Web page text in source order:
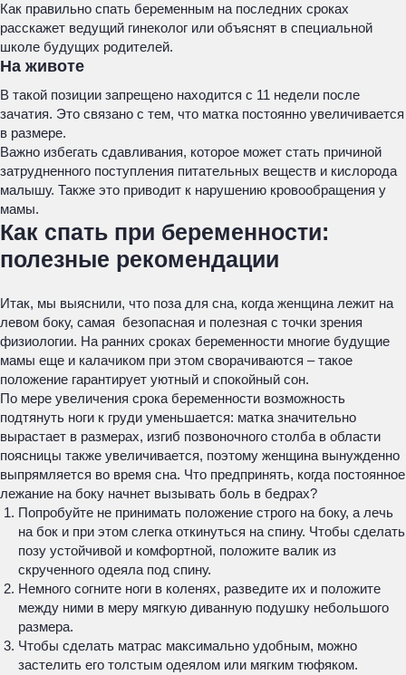
Как правильно спать беременным на последних сроках
расскажет ведущий гинеколог или объяснят в специальной
школе будущих родителей.
На животе
В такой позиции запрещено находится с 11 недели после
зачатия. Это связано с тем, что матка постоянно увеличивается
в размере.
Важно избегать сдавливания, которое может стать причиной
затрудненного поступления питательных веществ и кислорода
малышу. Также это приводит к нарушению кровообращения у
мамы.
Как спать при беременности:
полезные рекомендации
Итак, мы выяснили, что поза для сна, когда женщина лежит на
левом боку, самая безопасная и полезная с точки зрения
физиологии. На ранних сроках беременности многие будущие
мамы еще и калачиком при этом сворачиваются – такое
положение гарантирует уютный и спокойный сон.
По мере увеличения срока беременности возможность
подтянуть ноги к груди уменьшается: матка значительно
вырастает в размерах, изгиб позвоночного столба в области
поясницы также увеличивается, поэтому женщина вынужденно
выпрямляется во время сна. Что предпринять, когда постоянное
лежание на боку начнет вызывать боль в бедрах?
Попробуйте не принимать положение строго на боку, а лечь
на бок и при этом слегка откинуться на спину. Чтобы сделать
позу устойчивой и комфортной, положите валик из
скрученного одеяла под спину.
Немного согните ноги в коленях, разведите их и положите
между ними в меру мягкую диванную подушку небольшого
размера.
Чтобы сделать матрас максимально удобным, можно
застелить его толстым одеялом или мягким тюфяком.